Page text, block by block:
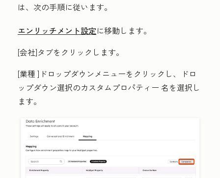
は、次の手順に従います。
エンリッチメント設定に移動します。
[会社]タブをクリックします。
[業種 ]ドロップダウンメニューをクリックし、ドロ
ップダウン選択のカスタムプロパティー 名 を選択し
ます。